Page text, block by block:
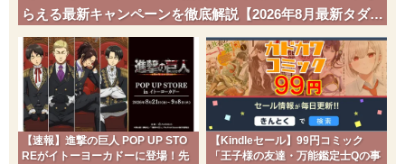
らえる最新キャンペーンを徹底解説【2026年8月最新タダポ
チ】
【速報】進撃の巨人 POP UP STO
REがイトーヨーカドーに登場！先
【Kindleセール】99円コミック
「王子様の友達・万能鑑定士Qの事